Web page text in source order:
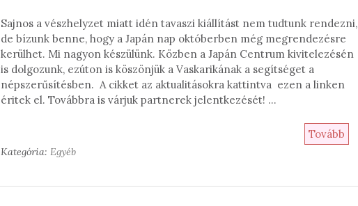
Sajnos a vészhelyzet miatt idén tavaszi kiállítást nem tudtunk rendezni,
de bízunk benne, hogy a Japán nap októberben még megrendezésre
kerülhet. Mi nagyon készülünk. Közben a Japán Centrum kivitelezésén
is dolgozunk, ezúton is köszönjük a Vaskarikának a segítséget a
népszerűsítésben. A cikket az aktualitásokra kattintva ezen a linken
éritek el. Továbbra is várjuk partnerek jelentkezését! …
Tovább
Kategória: Egyéb